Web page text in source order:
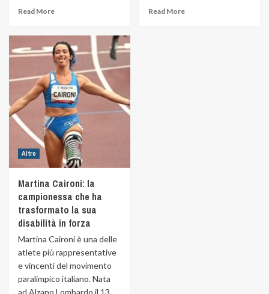
Read More Read More
Altro
Martina Caironi: la
campionessa che ha
trasformato la sua
disabilità in forza
Martina Caironi è una delle
atlete più rappresentative
e vincenti del movimento
paralimpico italiano. Nata
ad Alzano Lombardo il 13...